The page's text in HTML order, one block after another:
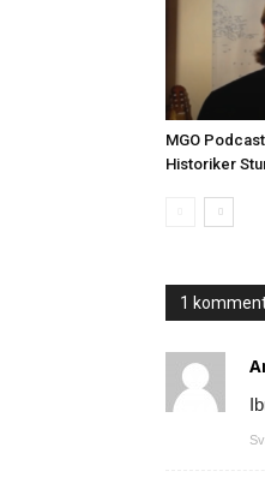
MGO
Historiker
1